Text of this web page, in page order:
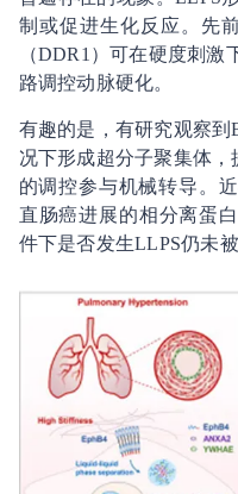
制或促进生化反应。先
（DDR1）可在硬度刺激
路调控动脉硬化。
有趣的是，有研究观察
况下形成超分子聚集体
的调控参与机械转导。
直肠癌进展的相分离蛋
件下是否发生LLPS仍未被